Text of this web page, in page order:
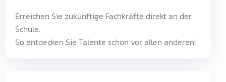
Erreichen Sie zukünftige Fachkräfte direkt an der
Schule.
So entdecken Sie Talente schon vor allen anderen!